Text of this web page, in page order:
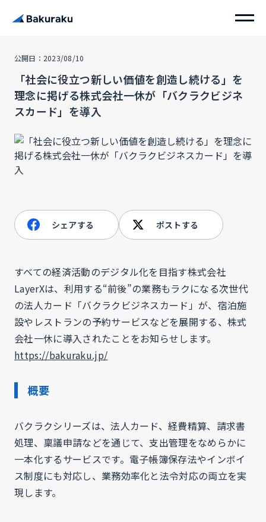
公開日：2023/08/10
「社会に役立つ新しい価値を創造し続ける」を
理念に掲げる株式会社一休が「バクラクビジネ
スカード」を導入
シェアする ポストする
すべての経済活動のデジタル化を目指す株式会社
LayerXは、利用する“前後”の業務もラクになる次世代
の法人カード「バクラクビジネスカード」が、宿泊施
設やレストランの予約サービスなどを展開する、株式
会社一休に導入されたことをお知らせします。
https://bakuraku.jp/
概要
バクラクシリーズは、法人カード、経費精算、請求書
処理、稟議申請などを通じて、支出管理をなめらかに
一本化するサービスです。電子帳簿保存法やインボイ
ス制度にも対応し、業務効率化と法令対応の両立を実
現します。